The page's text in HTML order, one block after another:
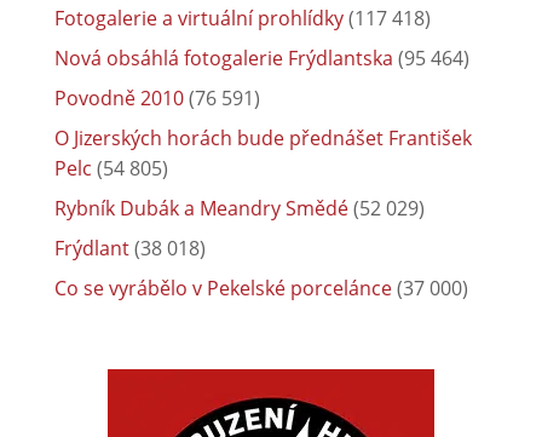
Fotogalerie a virtuální prohlídky(117 418)
Nová obsáhlá fotogalerie Frýdlantska (95 464)
Povodně 2010(76 591)
O Jizerských horách bude přednášet František
Pelc (54 805)
Rybník Dubák a Meandry Smědé(52 029)
Frýdlant(38 018)
Co se vyrábělo v Pekelské porcelánce(37 000)